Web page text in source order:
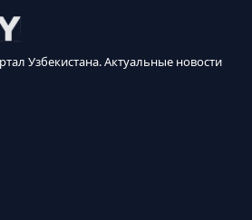
Узбекистана. Актуальные новости